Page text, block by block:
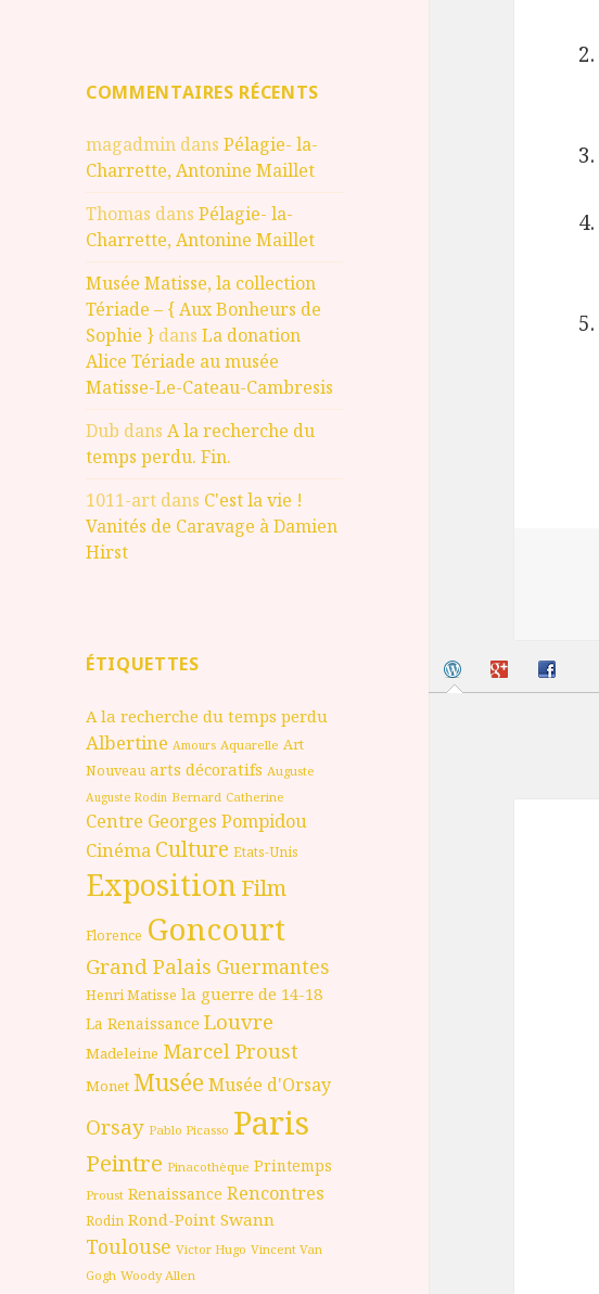
COMMENTAIRES RÉCENTS
magadmin dansPélagie- la-
Charrette, Antonine Maillet
Thomas dansPélagie- la-
Charrette, Antonine Maillet
Musée Matisse, la collection
Tériade – { Aux Bonheurs de
Sophie } dansLa donation
Alice Tériade au musée
Matisse-Le-Cateau-Cambresis
Dub dansA la recherche du
temps perdu. Fin.
1011-art dans C'est la vie !
Vanités de Caravage à Damien
Hirst
ÉTIQUETTES
A la recherche du temps perdu
Albertine Amours Aquarelle Art
Nouveau arts décoratifs Auguste
Auguste Rodin Bernard Catherine
Centre Georges Pompidou
Cinéma Culture Etats-Unis
ExpositionFilm
Florence Goncourt
Grand Palais Guermantes
Henri Matisse la guerre de 14-18
La Renaissance Louvre
Madeleine Marcel Proust
Monet Musée Musée d'Orsay
Orsay Pablo Picasso Paris
Peintre Pinacothèque Printemps
Proust Renaissance Rencontres
Rodin Rond-Point Swann
Toulouse Victor Hugo Vincent Van
Gogh Woody Allen